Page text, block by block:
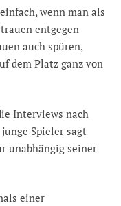
wenn man als
entgegen
auch spüren,
dem Platz ganz von
Interviews nach
Spieler sagt
unabhängig seiner
einer